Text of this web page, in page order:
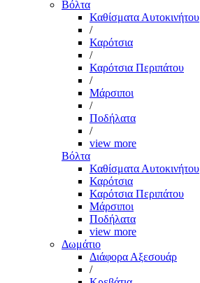
Βόλτα
Καθίσματα Αυτοκινήτου
/
Καρότσια
/
Καρότσια Περιπάτου
/
Μάρσιποι
/
Ποδήλατα
/
view more
Βόλτα
Καθίσματα Αυτοκινήτου
Καρότσια
Καρότσια Περιπάτου
Μάρσιποι
Ποδήλατα
view more
Δωμάτιο
Διάφορα Αξεσουάρ
/